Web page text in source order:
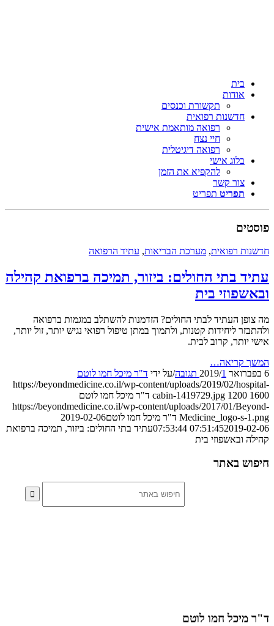
אודות
תקשורת וכנסים
חדשנות רפואית
רפואה מותאמת אישית
חיי נצח
רפואה דיגיטלית
בלוג אישי
להקפיא את הזמן
צור קשר
תפריט תפריט
רפואית,מערכת הבריאות,עתיד הרפואה
בתי החולים: ביזור, תמיכה ברפואת קהילה
בית
העתיד לבתי החולים? הזדמנות להשתלב במגמות ברפואה
ליחידות קטנות, ולתמוך במתן טיפול רפואי נגיש יותר, זול יותר,
קרוב לבית.
קריאה…
/1 תגובה /על ידיד"ר מיכל חמו לוטם
https://beyondmedicine.co.il/wp-content/uploads/2019/02/
cabin-1419729.jpg 1200
ד"ר מיכל חמו לוטם
https://beyondmedicine.co.il/wp-content/uploads/2017/01/
Medicine_logo-s- ד"ר מיכל חמו לוטם2019-02-06
07:51:452019-02-06
עתיד בתי החולים: ביזור, תמיכה ברפואת
ובאשפוזי בית
באתר
חמו לוטם